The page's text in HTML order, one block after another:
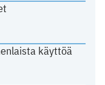
käyttöä